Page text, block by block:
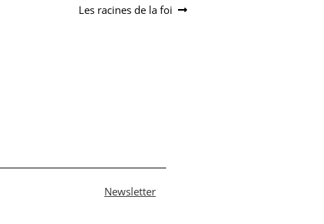
Article
Les racines de la foi
Newsletter